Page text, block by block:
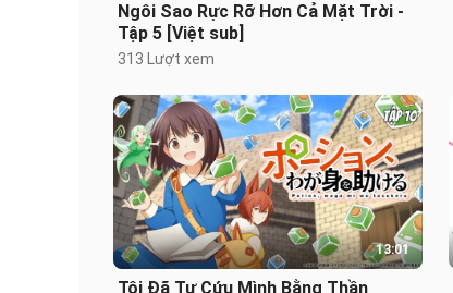
Ngôi Sao Rực Rỡ Hơn Cả Mặt Trời -
Tập 5 [Việt sub]
313 Lượt xem
13:01
Tôi Đã Tự Cứu Mình Bằng Thần